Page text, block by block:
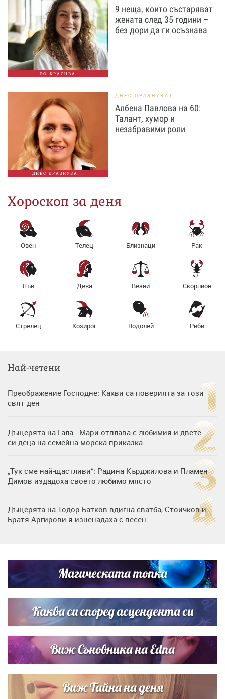
ПО-КРАСИВА
9 неща, които състаряват
жената след 35 години –
без дори да ги осъзнава
ДНЕС ПРАЗНУВА...
ДНЕС ПРАЗНУВАТ
Албена Павлова на 60:
Талант, хумор и
незабравими роли
Хороскоп за деня
Овен Телец Близнаци Рак
Лъв Дева Везни Скорпион
Стрелец Козирог Водолей Риби
Най-четени
Преображение Господне: Какви са поверията за този
свят ден
Дъщерята на Гала - Мари отплава с любимия и двете
си деца на семейна морска приказка
„Тук сме най-щастливи“: Радина Кърджилова и Пламен
Димов издадоха своето любимо място
Дъщерята на Тодор Батков вдигна сватба, Стоичков и
Братя Аргирови я изненадаха с песен
Списъкът е ясен: Джей Ло и Риана във ВИП гостите на
сватбата на Роналдо
Магическата топка
Каква си според асцендента си
Виж Съновника на Edna
Виж Тайна на деня